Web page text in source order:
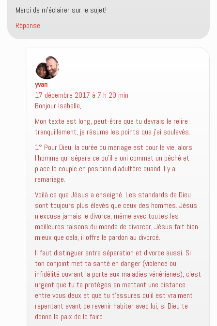
Merci de m’éclairer sur le sujet!
Réponse
yvan
17 décembre 2017 à 7 h 20 min
Bonjour Isabelle,
Mon texte est long, peut-être que tu devrais le relire
tranquillement, je résume les points que j’ai soulevés.
1° Pour Dieu, la durée du mariage est pour la vie, alors
l’homme qui sépare ce qu’il a uni commet un péché et
place le couple en position d’adultère quand il y a
remariage.
Voilà ce que Jésus a enseigné. Les standards de Dieu
sont toujours plus élevés que ceux des hommes. Jésus
n’excuse jamais le divorce, même avec toutes les
meilleures raisons du monde de divorcer, Jésus fait bien
mieux que cela, il offre le pardon au divorcé.
Il faut distinguer entre séparation et divorce aussi. Si
ton conjoint met ta santé en danger (violence ou
infidélité ouvrant la porte aux maladies vénérienes), c’est
urgent que tu te protèges en mettant une distance
entre vous deux et que tu t’assures qu’il est vraiment
repentant avant de revenir habiter avec lui, si Dieu te
donne la paix de le faire.